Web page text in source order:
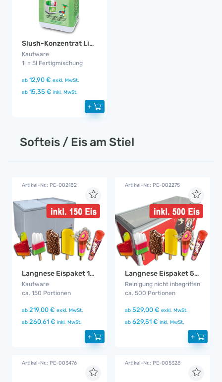
Slush-Konzentrat Limette
Kaufware
1l = 5l Fertigmischung
ab 12,90 € exkl. MwSt.
ab 15,35 € inkl. MwSt.
+
Softeis / Eis am Stiel
Artikel-Nr.: PE-002182
Langnese Eispaket 150
Kaufware
ca. 150 Portionen
ab 219,00 € exkl. MwSt.
ab 260,61 € inkl. MwSt.
+
Artikel-Nr.: PE-002275
Langnese Eispaket 500
Reinigung nicht inbegriffen
ca. 500 Portionen
ab 529,00 € exkl. MwSt.
ab 629,51 € inkl. MwSt.
+
Artikel-Nr.: PE-003476 Artikel-Nr.: PE-005328